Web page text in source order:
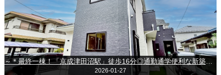
～＊最終一棟！「京成津田沼駅」徒歩16分◎通勤通学便利な新築戸建♪＊～◆習志野市袖ケ浦1丁目◆
2026-01-27